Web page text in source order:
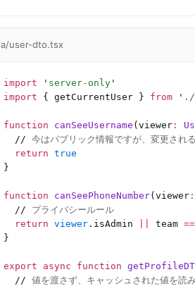
user-dto.tsx
import ' server-only '
import { getCurrentUser } from ' ./
function canSeeUsername (viewer :
  //
今はパブリック情報ですが、変更され
  return
true
}
function canSeePhoneNumber(viewer :
  //
プライバシールール
  return
viewer .isAdmin team
}
export async function
  //
値を渡さず、キャッシュされた値を読